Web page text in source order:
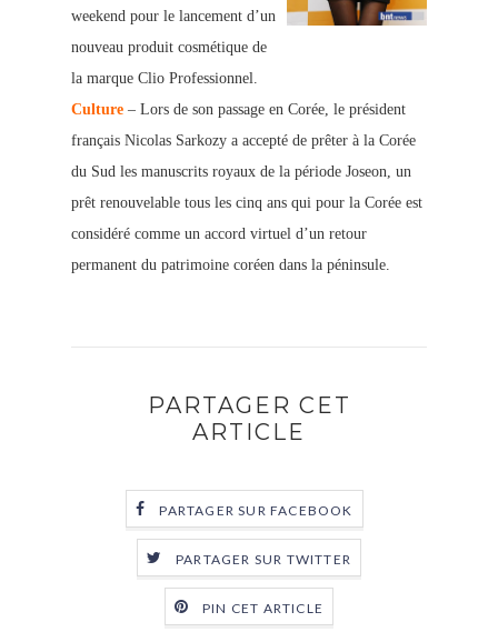
weekend pour le lancement d’un
nouveau produit cosmétique de
la marque Clio Professionnel.
Culture – Lors de son passage en Corée, le président
français Nicolas Sarkozy a accepté de prêter à la Corée
du Sud les manuscrits royaux de la période Joseon, un
prêt renouvelable tous les cinq ans qui pour la Corée est
considéré comme un accord virtuel d’un retour
permanent du patrimoine coréen dans la péninsule.
PARTAGER CET
ARTICLE
PARTAGER SUR FACEBOOK
PARTAGER SUR TWITTER
PIN CET ARTICLE